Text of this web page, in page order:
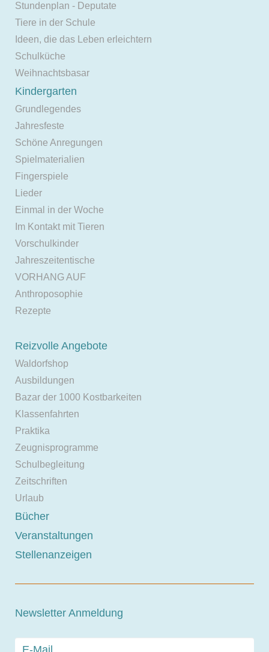
Stundenplan - Deputate
Tiere in der Schule
Ideen, die das Leben erleichtern
Schulküche
Weihnachtsbasar
Kindergarten
Grundlegendes
Jahresfeste
Schöne Anregungen
Spielmaterialien
Fingerspiele
Lieder
Einmal in der Woche
Im Kontakt mit Tieren
Vorschulkinder
Jahreszeitentische
VORHANG AUF
Anthroposophie
Rezepte
Reizvolle Angebote
Waldorfshop
Ausbildungen
Bazar der 1000 Kostbarkeiten
Klassenfahrten
Praktika
Zeugnisprogramme
Schulbegleitung
Zeitschriften
Urlaub
Bücher
Veranstaltungen
Stellenanzeigen
Newsletter Anmeldung